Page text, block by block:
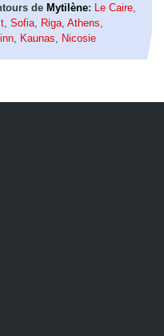
de Mytilène: Le Caire
Sofia Riga Athens
Kaunas Nicosie